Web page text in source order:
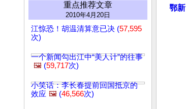
重点推荐文章
2010年4月20日
江惊恐！胡温清算意已决 (57,595
次)
一个新闻勾出江中“美人计”的往事
🖼️ (59,717次)
小笑话：李长春提前回国抵京的
效应 🖼️ (46,566次)
鄂新